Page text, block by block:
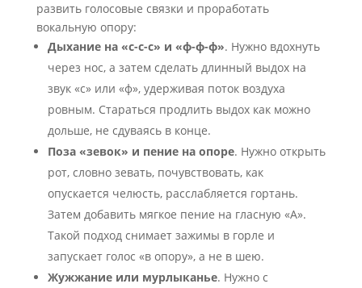
развить голосовые связки и проработать
вокальную опору:
Дыхание на «с-с-с» и «ф-ф-ф». Нужно вдохнуть
через нос, а затем сделать длинный выдох на
звук «с» или «ф», удерживая поток воздуха
ровным. Стараться продлить выдох как можно
дольше, не сдуваясь в конце.
Поза «зевок» и пение на опоре. Нужно открыть
рот, словно зевать, почувствовать, как
опускается челюсть, расслабляется гортань.
Затем добавить мягкое пение на гласную «А».
Такой подход снимает зажимы в горле и
запускает голос «в опору», а не в шею.
Жужжание или мурлыканье. Нужно с